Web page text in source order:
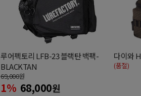
루어펙토리 LFB-23 블랙탄 백팩-
BLACKTAN
69,000원
1% 68,000원
다이와
(품절)